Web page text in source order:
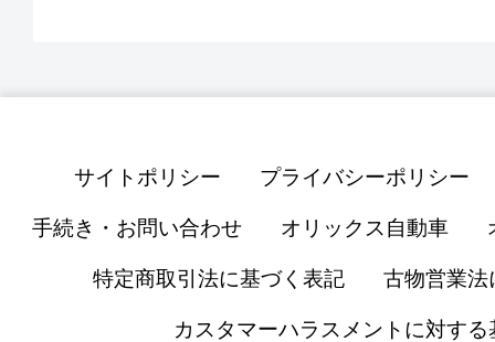
サイトポリシー プライバシーポリシー
手続き・お問い合わせ オリックス自動車
特定商取引法に基づく表記 古物営業法
カスタマーハラスメントに対する